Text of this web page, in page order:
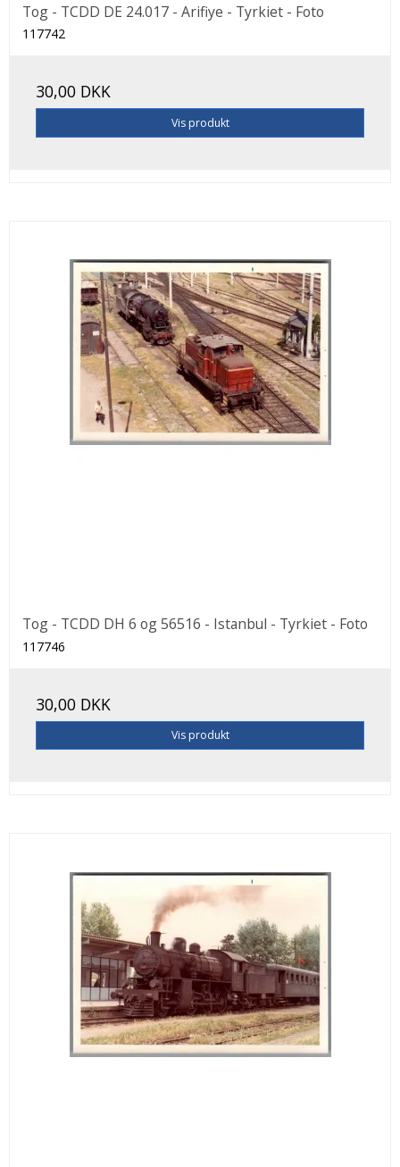
Tog - TCDD DE 24.017 - Arifiye - Tyrkiet - Foto
117742
30,00 DKK
Vis produkt
Tog - TCDD DH 6 og 56516 - Istanbul - Tyrkiet - Foto
117746
30,00 DKK
Vis produkt